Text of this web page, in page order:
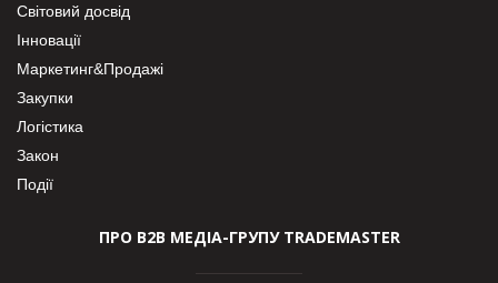
Світовий досвід
Інновації
Маркетинг&Продажі
Закупки
Логістика
Закон
Події
ПРО В2В МЕДІА-ГРУПУ TRADEMASTER